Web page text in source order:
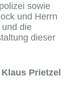
sowie
und Herrn
die
dieser
Klaus Prietzel